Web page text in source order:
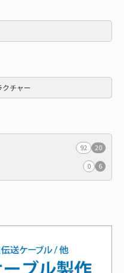
チャー
92
20
0 6